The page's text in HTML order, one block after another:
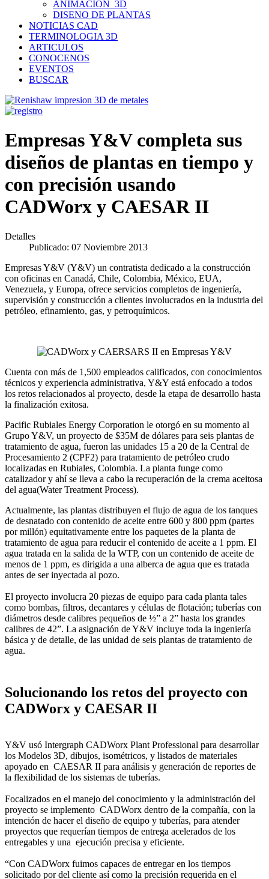
ANIMACION_3D
DISENO DE PLANTAS
NOTICIAS CAD
TERMINOLOGIA 3D
ARTICULOS
CONOCENOS
EVENTOS
BUSCAR
Empresas Y&V completa sus
diseños de plantas en tiempo y
con precisión usando
CADWorx y CAESAR II
Detalles
Publicado: 07 Noviembre 2013
Empresas Y&V (Y&V) un contratista dedicado a la construcción
con oficinas en Canadá, Chile, Colombia, México, EUA,
Venezuela, y Europa, ofrece servicios completos de ingeniería,
supervisión y construcción a clientes involucrados en la industria del
petróleo, efinamiento, gas, y petroquímicos.
Cuenta con más de 1,500 empleados calificados, con conocimientos
técnicos y experiencia administrativa, Y&Y está enfocado a todos
los retos relacionados al proyecto, desde la etapa de desarrollo hasta
la finalización exitosa.
Pacific Rubiales Energy Corporation le otorgó en su momento al
Grupo Y&V, un proyecto de $35M de dólares para seis plantas de
tratamiento de agua, fueron las unidades 15 a 20 de la Central de
Procesamiento 2 (CPF2) para tratamiento de petróleo crudo
localizadas en Rubiales, Colombia. La planta funge como
catalizador y ahí se lleva a cabo la recuperación de la crema aceitosa
del agua(Water Treatment Process).
Actualmente, las plantas distribuyen el flujo de agua de los tanques
de desnatado con contenido de aceite entre 600 y 800 ppm (partes
por millón) equitativamente entre los paquetes de la planta de
tratamiento de agua para reducir el contenido de aceite a 1 ppm. El
agua tratada en la salida de la WTP, con un contenido de aceite de
menos de 1 ppm, es dirigida a una alberca de agua que es tratada
antes de ser inyectada al pozo.
El proyecto involucra 20 piezas de equipo para cada planta tales
como bombas, filtros, decantares y células de flotación; tuberías con
diámetros desde calibres pequeños de ½” a 2” hasta los grandes
calibres de 42”. La asignación de Y&V incluye toda la ingeniería
básica y de detalle, de las unidad de seis plantas de tratamiento de
agua.
Solucionando los retos del proyecto con
CADWorx y CAESAR II
Y&V usó Intergraph CADWorx Plant Professional para desarrollar
los Modelos 3D, dibujos, isométricos, y listados de materiales
apoyado en CAESAR II para análisis y generación de reportes de
la flexibilidad de los sistemas de tuberías.
Focalizados en el manejo del conocimiento y la administración del
proyecto se implemento CADWorx dentro de la compañía, con la
intención de hacer el diseño de equipo y tuberías, para atender
proyectos que requerían tiempos de entrega acelerados de los
entregables y una ejecución precisa y eficiente.
“Con CADWorx fuimos capaces de entregar en los tiempos
solicitado por del cliente así como la precisión requerida en el